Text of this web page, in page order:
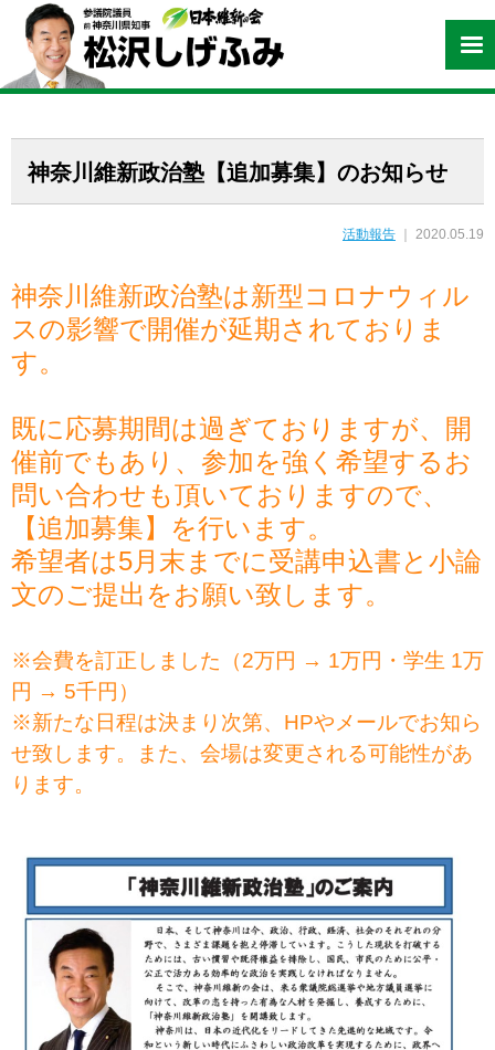
神奈川維新政治塾【追加募集】のお知らせ
活動報告 ｜ 2020.05.19
神奈川維新政治塾は新型コロナウィル
スの影響で開催が延期されておりま
す。
既に応募期間は過ぎておりますが、開
催前でもあり、参加を強く希望するお
問い合わせも頂いておりますので、
【追加募集】を行います。
希望者は5月末までに受講申込書と小論
文のご提出をお願い致します。
※会費を訂正しました（2万円 → 1万円・学生 1万
円 → 5千円）
※新たな日程は決まり次第、HPやメールでお知ら
せ致します。また、会場は変更される可能性があ
ります。